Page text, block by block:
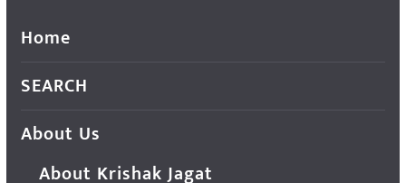
Home
SEARCH
About Us
About Krishak Jagat